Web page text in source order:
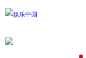
《汪汪队立大功大